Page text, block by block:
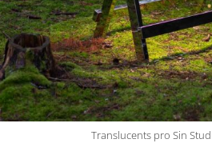
Translucents pro Sin